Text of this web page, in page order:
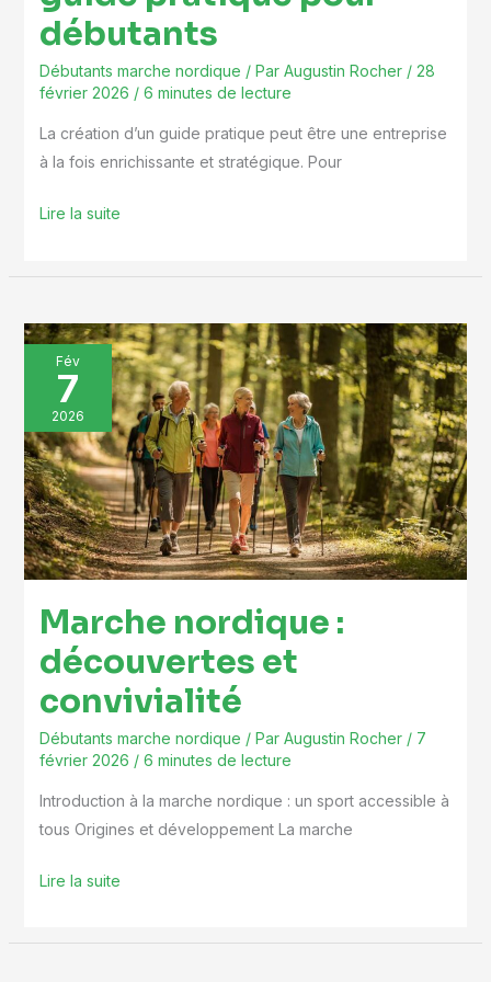
débutants
Débutants marche nordique / Par Augustin Rocher / 28
février 2026 / 6 minutes de lecture
La création d’un guide pratique peut être une entreprise
à la fois enrichissante et stratégique. Pour
Lire la suite
Fév
7
2026
Marche nordique :
découvertes et
convivialité
Débutants marche nordique / Par Augustin Rocher / 7
février 2026 / 6 minutes de lecture
Introduction à la marche nordique : un sport accessible à
tous Origines et développement La marche
Marche
nordique
découvertes
et
convivialité
Lire la suite